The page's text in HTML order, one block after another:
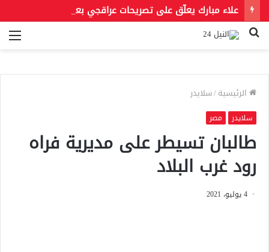
بحث
الرئيسية/سلايدر
سلايدر مصر
طالبان تسيطر على مديرية فراه
رود غرب البلاد
4 يوليو، 2021